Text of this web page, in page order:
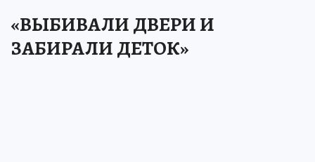
«ВЫБИВАЛИ ДВЕРИ И
ЗАБИРАЛИ ДЕТОК»